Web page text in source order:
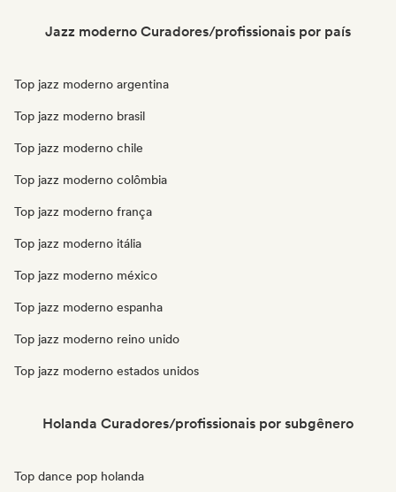
Jazz moderno Curadores/profissionais por país
Top jazz moderno argentina
Top jazz moderno brasil
Top jazz moderno chile
Top jazz moderno colômbia
Top jazz moderno frança
Top jazz moderno itália
Top jazz moderno méxico
Top jazz moderno espanha
Top jazz moderno reino unido
Top jazz moderno estados unidos
Holanda Curadores/profissionais por subgênero
Top dance pop holanda